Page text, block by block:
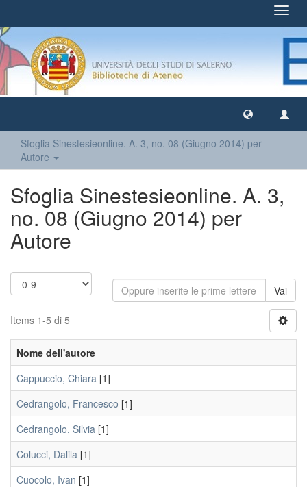
Sfoglia Sinestesieonline. A. 3, no. 08 (Giugno 2014) per
Autore
Sfoglia Sinestesieonline. A. 3,
no. 08 (Giugno 2014) per
Autore
Vai
Items 1-5 di 5
Nome dell'autore
Cappuccio, Chiara [1]
Cedrangolo, Francesco [1]
Cedrangolo, Silvia [1]
Colucci, Dalila [1]
Cuocolo, Ivan [1]